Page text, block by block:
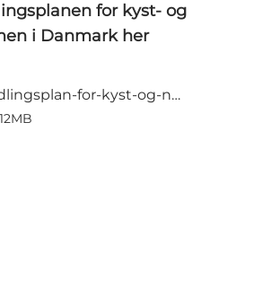
for kyst- og
i Danmark her
Handlingsplan-for-kyst-og-naturturismen-i-Danmark_jan25.pdf